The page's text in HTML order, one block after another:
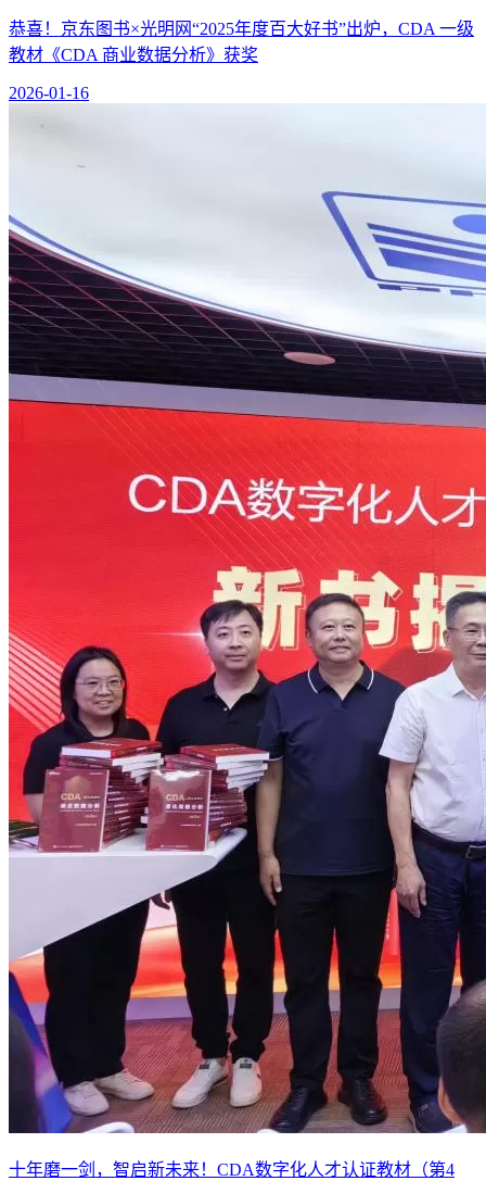
恭喜！京东图书×光明网“2025年度百大好书”出炉，CDA 一级
教材《CDA 商业数据分析》获奖
2026-01-16
十年磨一剑，智启新未来！CDA数字化人才认证教材（第4